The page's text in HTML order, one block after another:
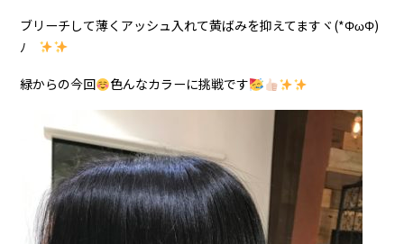
ブリーチして薄くアッシュ入れて黄ばみを抑えてますヾ(*ΦωΦ)
ﾉ
緑からの今回 色んなカラーに挑戦です